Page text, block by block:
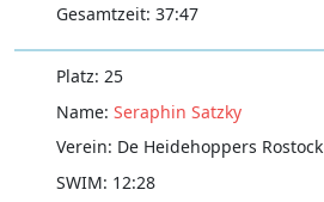
37:47
25
Seraphin Satzky
De Heidehoppers Rostock
12:28